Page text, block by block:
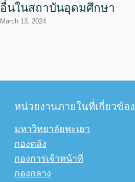
อื่นในสถาบันอุดมศึกษา
March 13, 2024
หน่วยงานภายในที่เกี่ยวข้อง
มหาวิทยาลัยพะเยา
กองคลัง
กองการเจ้าหน้าที่
กองกลาง